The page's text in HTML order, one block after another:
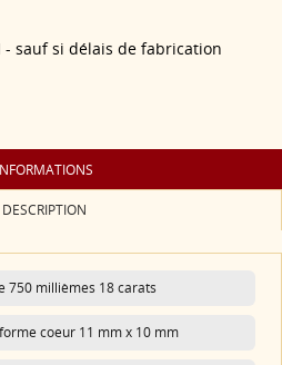
- sauf si délais de fabrication
DESCRIPTION
750 millièmes 18 carats
coeur 11 mm x 10 mm